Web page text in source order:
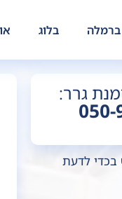
ברמלה בלוג
גרר:
050-
בכדי לדעת